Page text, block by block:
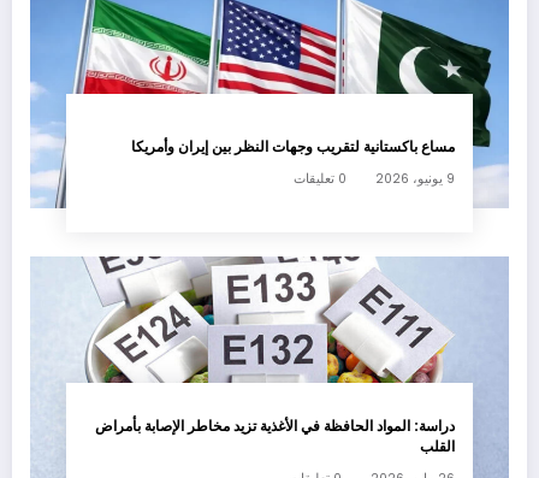
مساع باكستانية لتقريب وجهات النظر بين إيران وأمريكا
9 يونيو، 2026 0 تعليقات
دراسة: المواد الحافظة في الأغذية تزيد مخاطر الإصابة بأمراض
القلب